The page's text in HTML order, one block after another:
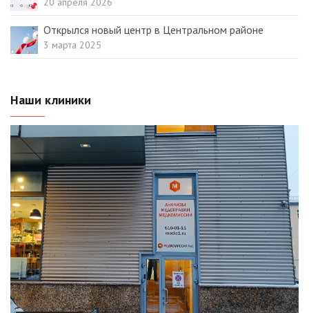
Открылся новый центр в Центральном районе
3 марта 2025
Наши клиники